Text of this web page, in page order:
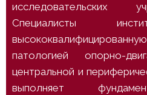
исследовательских
Специалисты
патологией опорно-
центральной и
выполняет